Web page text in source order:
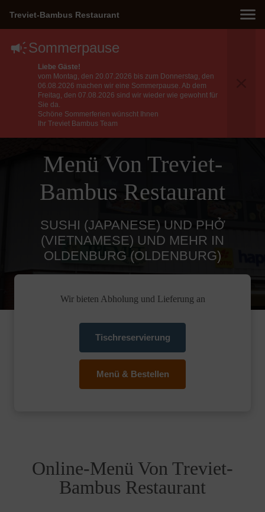
Treviet-Bambus Restaurant
Sommerpause
Liebe Gäste!
vom Montag, den 20.07.2026 bis zum Donnerstag, den
06.08.2026 machen wir eine Sommerpause. Ab dem
Freitag, den 07.08.2026 sind wir wieder wie gewohnt für
Sie da.
Schöne Sommerferien wünscht Ihnen
Ihr Treviet Bambus Team
Menü Von Treviet-
Bambus Restaurant
SUSHI (JAPANESE) UND PHỞ
(VIETNAMESE) UND MEHR IN
OLDENBURG (OLDENBURG)
Wir bieten Abholung und Lieferung an
Tischreservierung
Menü & Bestellen
Online-Menü Von Treviet-
Bambus Restaurant